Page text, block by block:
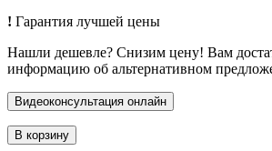
! Гарантия лучшей цены
Нашли дешевле? Снизим цену! Вам
информацию об альтернативном